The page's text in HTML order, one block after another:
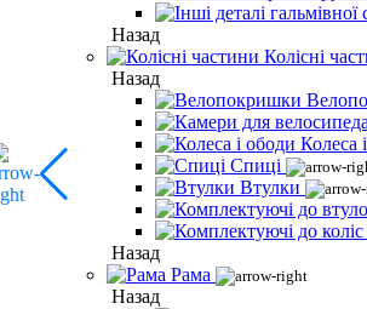
Назад
Колісні
Назад
Колеса
Спиці
Втулки
Назад
Рама
Назад